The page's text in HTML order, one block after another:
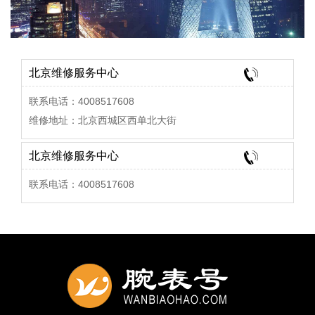
北京维修服务中心
联系电话：4008517608
维修地址：北京西城区西单北大街
北京维修服务中心
联系电话：4008517608